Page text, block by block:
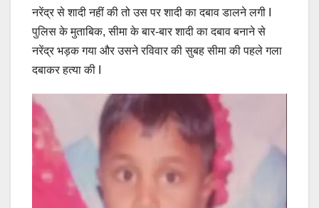
नरेंद्र से शादी नहीं की तो उस पर शादी का दबाव डालने लगी I
पुलिस के मुताबिक, सीमा के बार-बार शादी का दबाव बनाने से
नरेंद्र भड़क गया और उसने रविवार की सुबह सीमा की पहले गला
दबाकर हत्या की I